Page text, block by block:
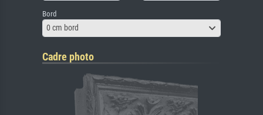
Bord
0 cm bord
Cadre photo